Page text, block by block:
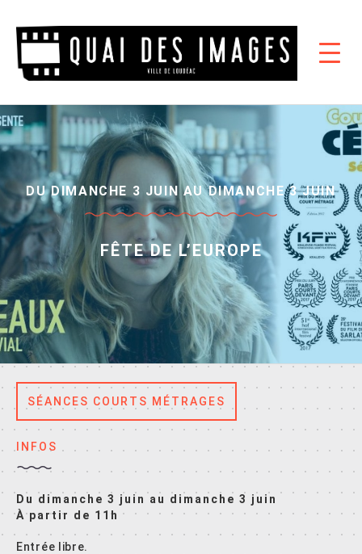
DU DIMANCHE 3 JUIN AU DIMANCHE 3 JUIN
FÊTE DE L’EUROPE
SÉANCES COURTS MÉTRAGES
INFOS
Du dimanche 3 juin au dimanche 3 juin
À partir de 11h
Entrée libre.